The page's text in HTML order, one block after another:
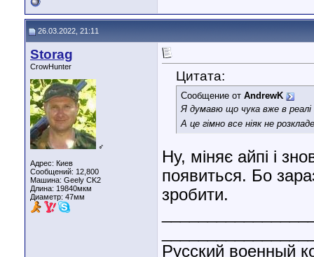
26.03.2022, 21:11
Storag
CrowHunter
♂
Адрес: Киев
Сообщений: 12,800
Машина: Geely CK2
Длина: 19840мкм
Диаметр: 47мм
Цитата:
Сообщение от AndrewK
Я думавю що чука вже в реалі
А це гімно все ніяк не
Ну, міняє айпі і
появиться. Бо
зробити.
Русский военный